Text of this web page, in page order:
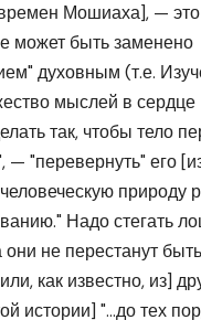
Мошиаха], — это
может быть заменено
духовным (т.е.
мыслей в сердце
так, чтобы тело
— "перевернуть" его
природу
Надо стегать
они не перестанут быть
как известно, из]
истории] "…до тех